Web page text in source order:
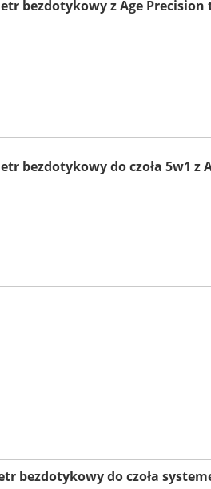
bezdotykowy z Age
bezdotykowy do czoła 5w1 z
bezdotykowy do czoła